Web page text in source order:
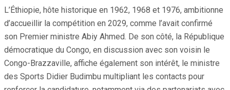
L’Éthiopie, hôte historique en 1962, 1968 et 1976, ambitionne
d’accueillir la compétition en 2029, comme l’avait confirmé
son Premier ministre Abiy Ahmed. De son côté, la République
démocratique du Congo, en discussion avec son voisin le
Congo-Brazzaville, affiche également son intérêt, le ministre
des Sports Didier Budimbu multipliant les contacts pour